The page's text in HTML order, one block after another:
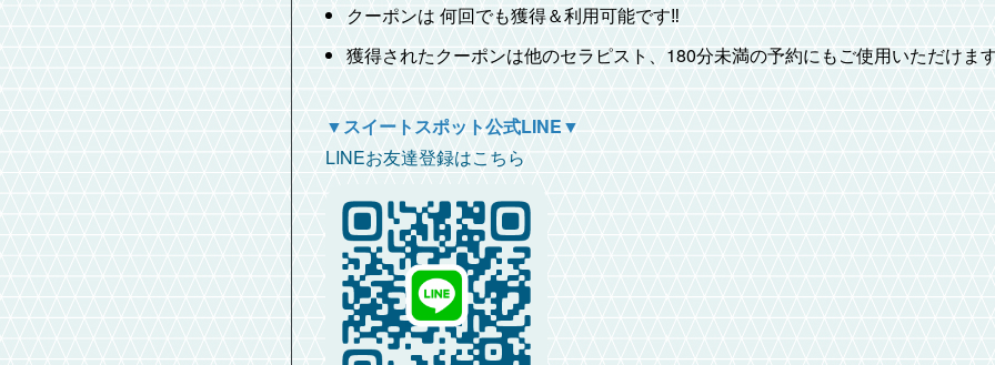
クーポンは 何回でも獲得＆利用可能です‼️
獲得されたクーポンは他のセラピスト、180分未満の予約にもご使用いただけま
▼スイートスポット公式LINE▼
LINEお友達登録はこちら